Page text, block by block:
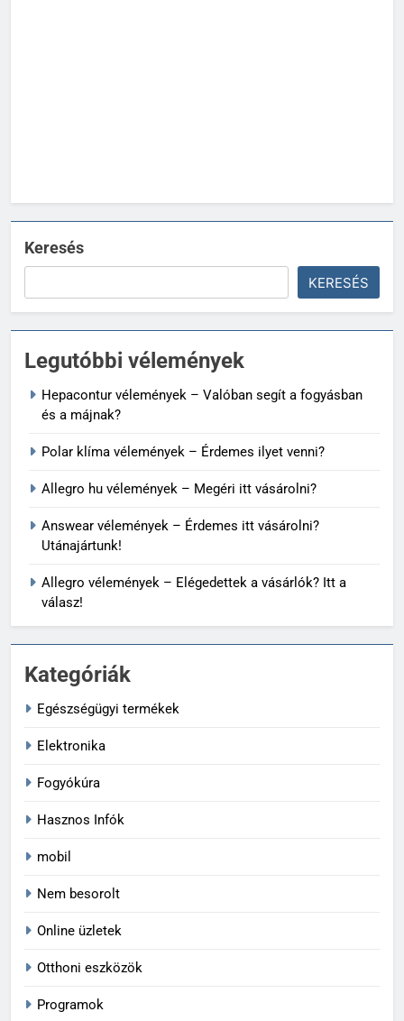
Keresés
KERESÉS
Legutóbbi vélemények
Hepacontur vélemények – Valóban segít a fogyásban
és a májnak?
Polar klíma vélemények – Érdemes ilyet venni?
Allegro hu vélemények – Megéri itt vásárolni?
Answear vélemények – Érdemes itt vásárolni?
Utánajártunk!
Allegro vélemények – Elégedettek a vásárlók? Itt a
válasz!
Kategóriák
Egészségügyi termékek
Elektronika
Fogyókúra
Hasznos Infók
mobil
Nem besorolt
Online üzletek
Otthoni eszközök
Programok